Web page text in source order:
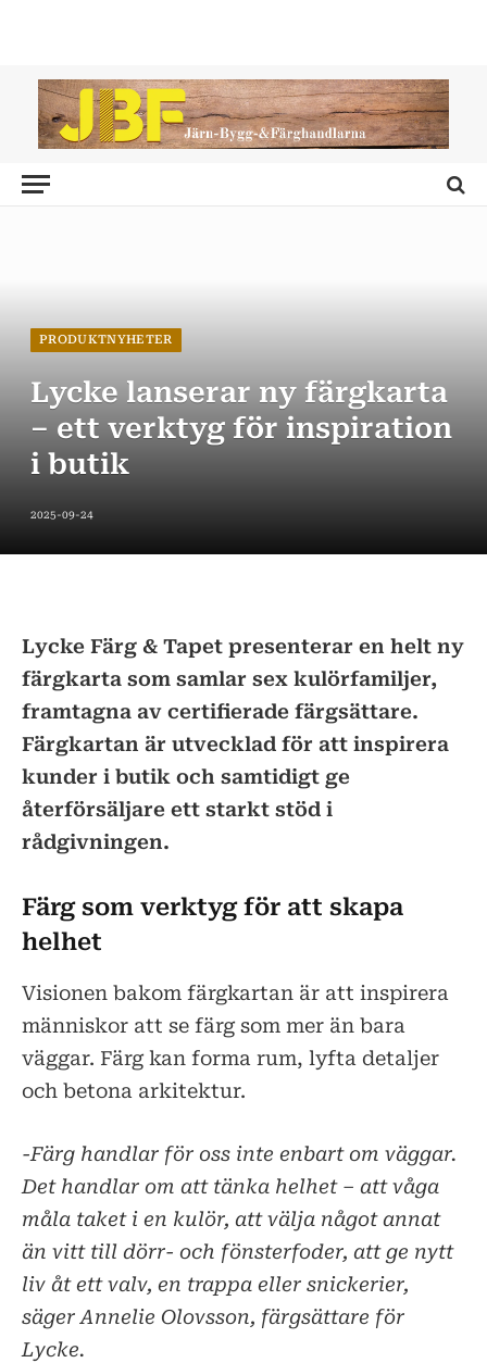
PRODUKTNYHETER
Lycke lanserar ny färgkarta
– ett verktyg för inspiration
i butik
2025-09-24
Lycke Färg & Tapet presenterar en helt ny
färgkarta som samlar sex kulörfamiljer,
framtagna av certifierade färgsättare.
Färgkartan är utvecklad för att inspirera
kunder i butik och samtidigt ge
återförsäljare ett starkt stöd i
rådgivningen.
Färg som verktyg för att skapa
helhet
Visionen bakom färgkartan är att inspirera
människor att se färg som mer än bara
väggar. Färg kan forma rum, lyfta detaljer
och betona arkitektur.
-Färg handlar för oss inte enbart om väggar.
Det handlar om att tänka helhet – att våga
måla taket i en kulör, att välja något annat
än vitt till dörr- och fönsterfoder, att ge nytt
liv åt ett valv, en trappa eller snickerier,
säger Annelie Olovsson, färgsättare för
Lycke.